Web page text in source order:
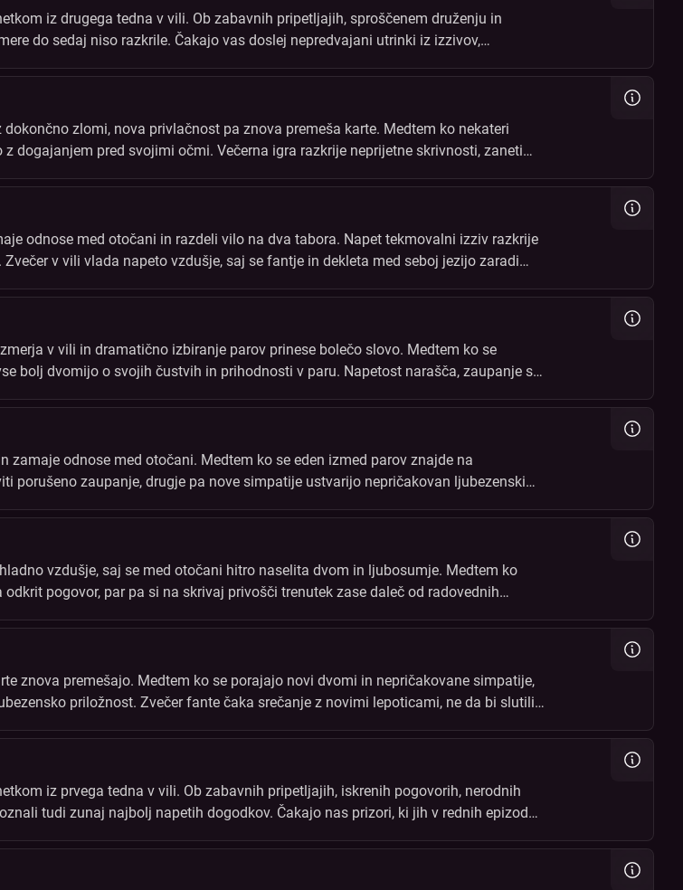
iz drugega tedna v vili. Ob zabavnih pripetljajih, sproščenem druženju in
do sedaj niso razkrile. Čakajo vas doslej nepredvajani utrinki iz izzivov,
zlomi, nova privlačnost pa znova premeša karte. Medtem ko nekateri
dogajanjem pred svojimi očmi. Večerna igra razkrije neprijetne skrivnosti, zaneti
odnose med otočani in razdeli vilo na dva tabora. Napet tekmovalni izziv razkrije
v vili vlada napeto vzdušje, saj se fantje in dekleta med seboj jezijo zaradi
v vili in dramatično izbiranje parov prinese bolečo slovo. Medtem ko se
bolj dvomijo o svojih čustvih in prihodnosti v paru. Napetost narašča, zaupanje se
odnose med otočani. Medtem ko se eden izmed parov znajde na
porušeno zaupanje, drugje pa nove simpatije ustvarijo nepričakovan ljubezenski
vzdušje, saj se med otočani hitro naselita dvom in ljubosumje. Medtem ko
pogovor, par pa si na skrivaj privošči trenutek zase daleč od radovednih
znova premešajo. Medtem ko se porajajo novi dvomi in nepričakovane simpatije,
priložnost. Zvečer fante čaka srečanje z novimi lepoticami, ne da bi slutili,
iz prvega tedna v vili. Ob zabavnih pripetljajih, iskrenih pogovorih, nerodnih
tudi zunaj najbolj napetih dogodkov. Čakajo nas prizori, ki jih v rednih epizodah